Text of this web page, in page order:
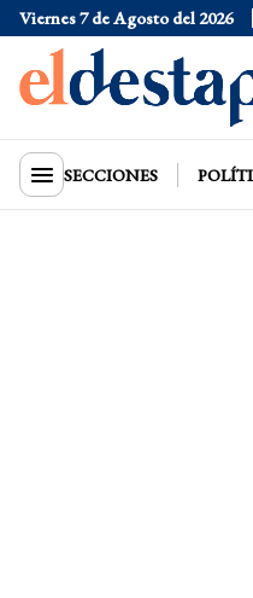
Viernes 7 de Agosto del 2026
Dólar Oficial
SECCIONES